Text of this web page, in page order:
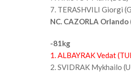
7. TERASHVILI Giorgi
NC. CAZORLA
-81kg
1. ALBAYRAK Vedat
2. SVIDRAK Mykhailo